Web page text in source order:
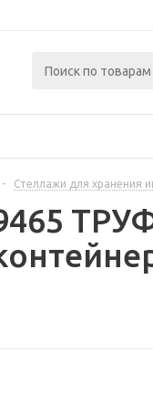
- Стеллажи для хранения